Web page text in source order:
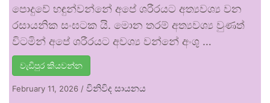
පොදුවේ හඳුන්වන්නේ අපේ ශරීරයට අත්‍යවශ්‍ය වන
රසායනික සංඝටක යි. මොන තරම් අත්‍යවශ්‍ය වුණත්
විටමින් අපේ ශරීරයට අවශ්‍ය වන්නේ අංශු …
වැඩිපුර කියවන්න
February 11, 2026 / විනිවිද සායනය